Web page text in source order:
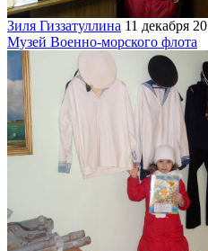
Зиля Гиззатуллина 11 декабря
Музей Военно-морского флота